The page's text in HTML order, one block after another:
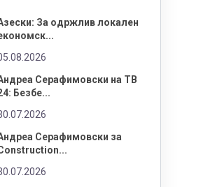
За одржлив локален
Серафимовски на ТВ
Безбе...
Серафимовски за